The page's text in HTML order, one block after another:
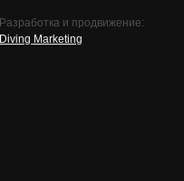
Разработка и продвижение:
Diving Marketing